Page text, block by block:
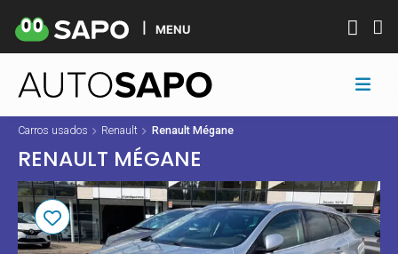
MENU
Carros usados Renault Renault Mégane
RENAULT MÉGANE